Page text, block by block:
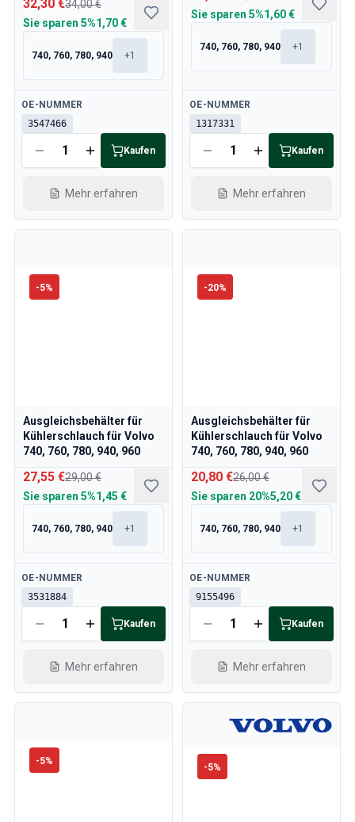
32,30 €34,00 €
Sie sparen 5%1,70 €
740, 760, 780, 940 +1
Verfügbar
OE-NUMMER
3547466
Kaufen
Mehr erfahren
Sie sparen 5%1,60 €
740, 760, 780, 940 +1
Verfügbar
OE-NUMMER
1317331
Kaufen
Mehr erfahren
-5%
Ausgleichsbehälter für
Kühlerschlauch für Volvo
740, 760, 780, 940, 960
27,55 €29,00 €
Sie sparen 5%1,45 €
740, 760, 780, 940 +1
Verfügbar
OE-NUMMER
3531884
Kaufen
Mehr erfahren
-20%
Ausgleichsbehälter für
Kühlerschlauch für Volvo
740, 760, 780, 940, 960
20,80 €26,00 €
Sie sparen 20%5,20 €
740, 760, 780, 940 +1
Verfügbar
OE-NUMMER
9155496
Kaufen
Mehr erfahren
-5%
-5%